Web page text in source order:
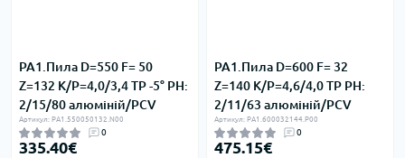
PA1.Пила D=550 F= 50
Z=132 K/P=4,0/3,4 TP -5° PH:
2/15/80 алюміній/PCV
Артикул: PA1.550050132.N00
0
335.40€
PA1.Пила D=600 F= 32
Z=140 K/P=4,6/4,0 TP PH:
2/11/63 алюміній/PCV
Артикул: PA1.600032144.P00
0
475.15€